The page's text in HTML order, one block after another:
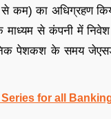
से कम) का अधिग्रहण
से कंपनी में निवेश
पेशकश के समय
for all